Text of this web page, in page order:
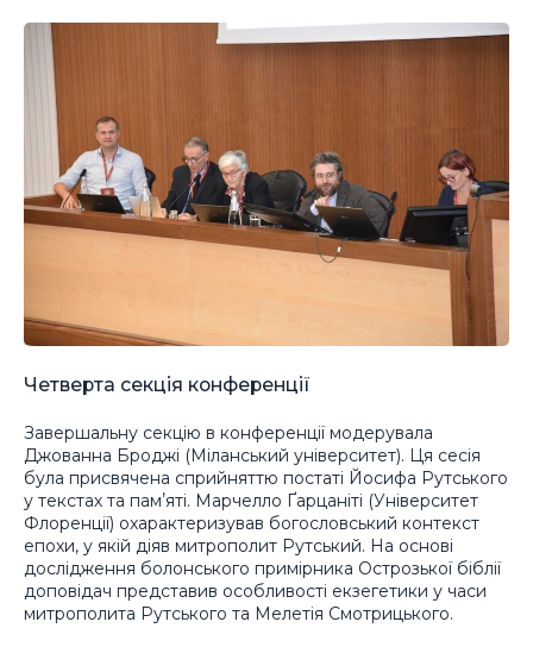
Четверта секція конференції
Завершальну секцію в конференції модерувала
Джованна Броджі (Міланський університет). Ця сесія
була присвячена сприйняттю постаті Йосифа Рутського
у текстах та памʼяті. Марчелло Ґарцаніті (Університет
Флоренції) охарактеризував богословський контекст
епохи, у якій діяв митрополит Рутський. На основі
дослідження болонського примірника Острозької біблії
доповідач представив особливості екзегетики у часи
митрополита Рутського та Мелетія Смотрицького.